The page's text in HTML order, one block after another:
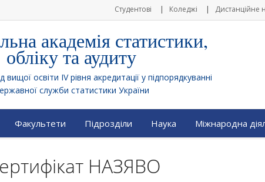
Студентові Коледжі Дистанційне
академія статистики,
обліку та аудиту
освіти IV рівня акредитації у підпорядкуванні
служби статистики України
Факультети Підрозділи Наука Міжнародна
НАЗЯВО